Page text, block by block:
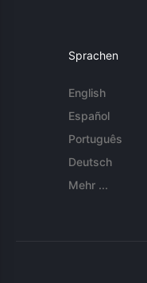
Sprachen
English
Español
Português
Deutsch
Mehr ...